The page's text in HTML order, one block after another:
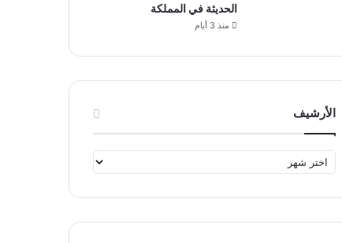
الحديثة في المملكة
منذ 3 أيام
الأرشيف
ل
ش